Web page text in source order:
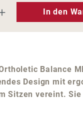
Gib
In den
Balance
Design mit
Sitzen vereint.